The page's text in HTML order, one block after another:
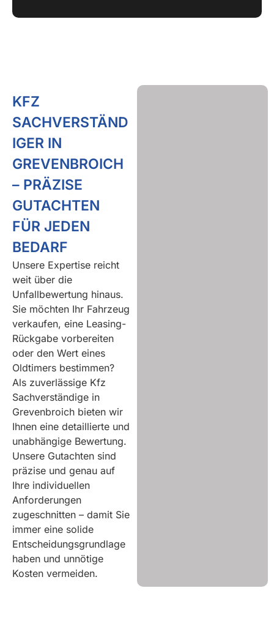
KFZ
SACHVERSTÄND
IGER IN
GREVENBROICH
– PRÄZISE
GUTACHTEN
FÜR JEDEN
BEDARF
Unsere Expertise reicht
weit über die
Unfallbewertung hinaus.
Sie möchten Ihr Fahrzeug
verkaufen, eine Leasing-
Rückgabe vorbereiten
oder den Wert eines
Oldtimers bestimmen?
Als zuverlässige Kfz
Sachverständige in
Grevenbroich bieten wir
Ihnen eine detaillierte und
unabhängige Bewertung.
Unsere Gutachten sind
präzise und genau auf
Ihre individuellen
Anforderungen
zugeschnitten – damit Sie
immer eine solide
Entscheidungsgrundlage
haben und unnötige
Kosten vermeiden.